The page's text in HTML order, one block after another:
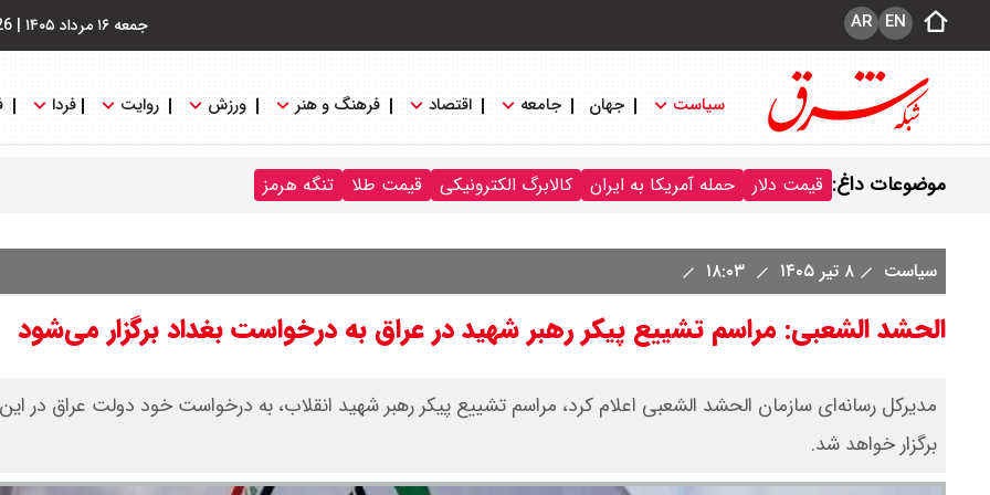
جمعه ۱۶ مرداد ۱۴۰۵ | EN
AR
سیاست جهان جامعه اقتصاد فرهنگ و هنر ورزش روایت فردا
موضوعات داغ: قیمت دلار حمله آمریکا به ایران کالابرگ الکترونیکی قیمت طلا تنگه هرمز
سیاست ۸ تیر ۱۴۰۵
الحشد الشعبی: مراسم تشییع پیکر رهبر شهید در عراق به درخواست بغداد برگزار می‌شود
مدیرکل رسانه‌ای سازمان الحشد الشعبی اعلام کرد، مراسم تشییع پیکر رهبر شهید انقلاب، به درخواست خود دولت عراق در
برگزار خواهد شد.